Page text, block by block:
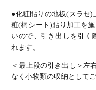
●化粧貼りの地板(スラセ)
粧(桐シート)貼り加工を
いので、引き出しを引く
れます。
＜最上段の引き出し＞ 左
なく小物類の収納として